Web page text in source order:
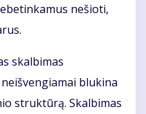
nešioti,
skalbimas
blukina
struktūrą. Skalbimas